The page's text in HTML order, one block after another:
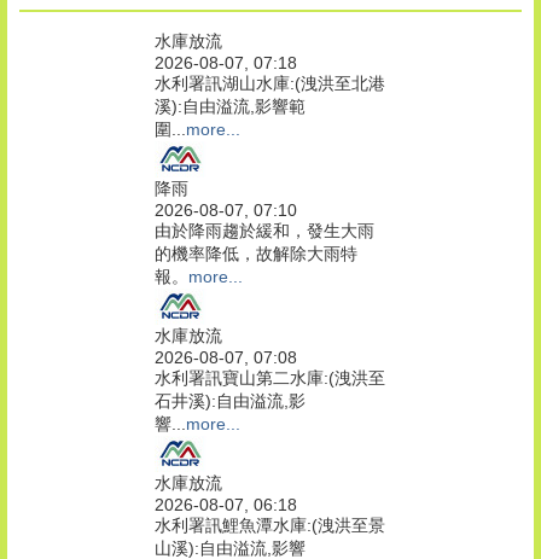
水庫放流
2026-08-07, 07:18
水利署訊湖山水庫:(洩洪至北港
溪):自由溢流,影響範
圍... more...
降雨
2026-08-07, 07:10
由於降雨趨於緩和，發生大雨
的機率降低，故解除大雨特
報。 more...
水庫放流
2026-08-07, 07:08
水利署訊寶山第二水庫:(洩洪至
石井溪):自由溢流,影
響... more...
水庫放流
2026-08-07, 06:18
水利署訊鯉魚潭水庫:(洩洪至景
山溪):自由溢流,影響